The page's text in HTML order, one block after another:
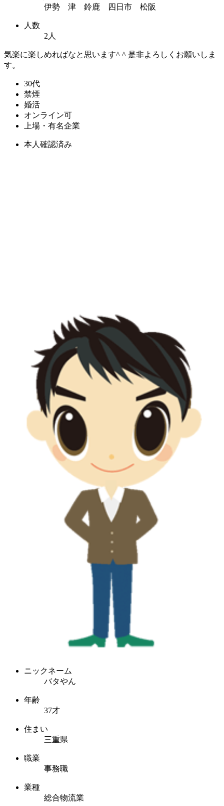
伊勢 津 鈴鹿 四日市 松阪
人数
2人
気楽に楽しめればなと思います^ ^ 是非よろしくお願いしま
す。
30代
禁煙
婚活
オンライン可
上場・有名企業
本人確認済み
ニックネーム
バタやん
年齢
37才
住まい
三重県
職業
事務職
業種
総合物流業